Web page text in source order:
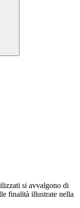
si avvalgono di
finalità illustrate nella